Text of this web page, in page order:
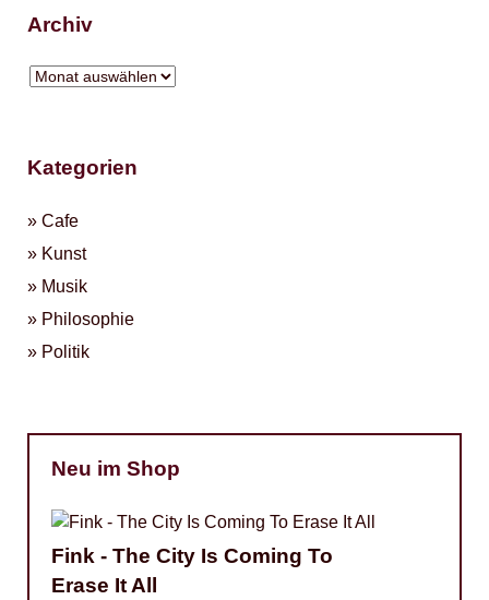
Archiv
Kategorien
Cafe
Kunst
Musik
Philosophie
Politik
Neu im Shop
Fink - The City Is Coming To
Erase It All